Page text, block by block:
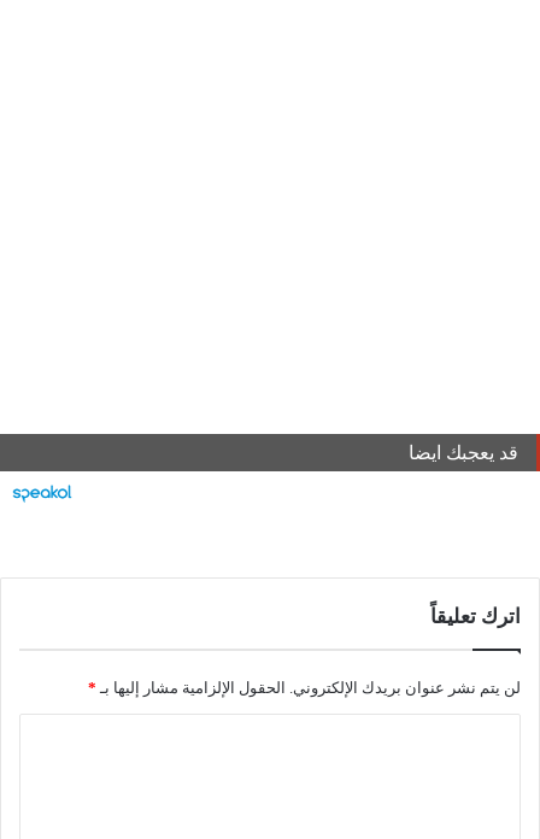
قد يعجبك ايضا
اترك تعليقاً
لن يتم نشر عنوان بريدك الإلكتروني. الحقول الإلزامية مشار إليها بـ *